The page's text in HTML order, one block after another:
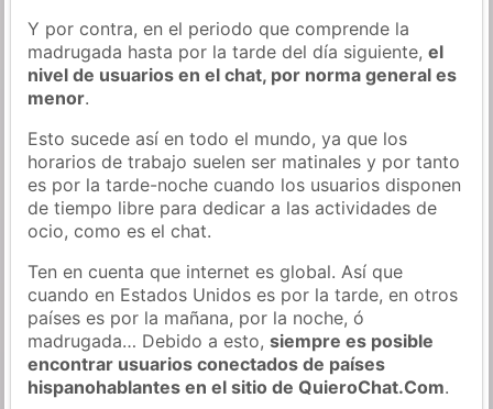
Y por contra, en el periodo que comprende la
madrugada hasta por la tarde del día siguiente,el
nivel de usuarios en el chat, por norma general es
menor.
Esto sucede así en todo el mundo, ya que los
horarios de trabajo suelen ser matinales y por tanto
es por la tarde-noche cuando los usuarios disponen
de tiempo libre para dedicar a las actividades de
ocio, como es el chat.
Ten en cuenta que internet es global. Así que
cuando en Estados Unidos es por la tarde, en otros
países es por la mañana, por la noche, ó
madrugada… Debido a esto,siempre es posible
encontrar usuarios conectados de países
hispanohablantes en el sitio de QuieroChat.Com.